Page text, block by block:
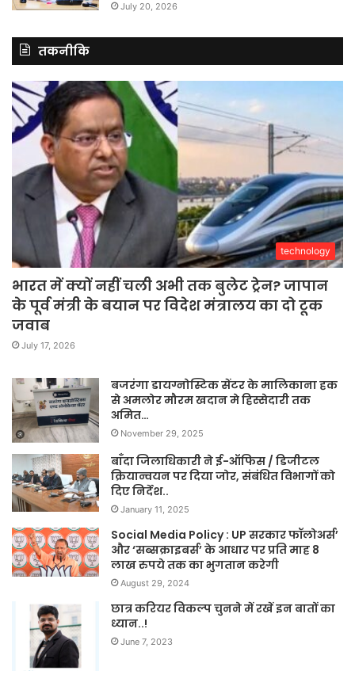
July 20, 2026
तकनीकि
technology
भारत में क्यों नहीं चली अभी तक बुलेट ट्रेन? जापान
के पूर्व मंत्री के बयान पर विदेश मंत्रालय का दो टूक
जवाब
July 17, 2026
बजरंगा डायग्नोस्टिक सेंटर के मालिकाना हक
से अमलोर मौरम खदान मे हिस्सेदारी तक
अमित…
November 29, 2025
बाँदा जिलाधिकारी ने ई-ऑफिस / डिजीटल
क्रियान्वयन पर दिया जोर, संबंधित विभागों को
दिए निर्देश..
January 11, 2025
Social Media Policy : UP सरकार फॉलोअर्स’
और ‘सब्सक्राइबर्स’ के आधार पर प्रति माह 8
लाख रुपये तक का भुगतान करेगी
August 29, 2024
छात्र करियर विकल्प चुनने में रखें इन बातों का
ध्यान..!
June 7, 2023